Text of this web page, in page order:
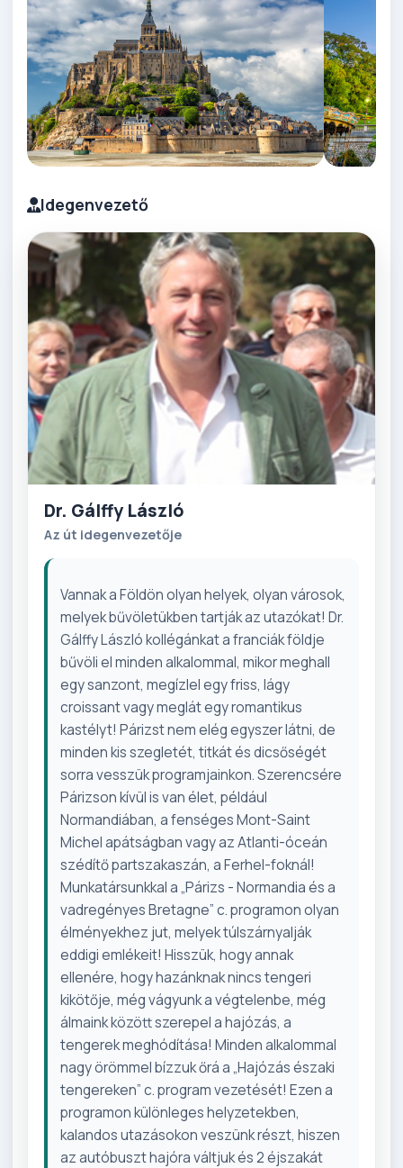
Idegenvezető
Dr. Gálffy László
Az út idegenvezetője
Vannak a Földön olyan helyek, olyan városok,
melyek bűvöletükben tartják az utazókat! Dr.
Gálffy László kollégánkat a franciák földje
bűvöli el minden alkalommal, mikor meghall
egy sanzont, megízlel egy friss, lágy
croissant vagy meglát egy romantikus
kastélyt! Párizst nem elég egyszer látni, de
minden kis szegletét, titkát és dicsőségét
sorra vesszük programjainkon. Szerencsére
Párizson kívül is van élet, például
Normandiában, a fenséges Mont-Saint
Michel apátságban vagy az Atlanti-óceán
szédítő partszakaszán, a Ferhel-foknál!
Munkatársunkkal a „Párizs - Normandia és a
vadregényes Bretagne” c. programon olyan
élményekhez jut, melyek túlszárnyalják
eddigi emlékeit! Hisszük, hogy annak
ellenére, hogy hazánknak nincs tengeri
kikötője, még vágyunk a végtelenbe, még
álmaink között szerepel a hajózás, a
tengerek meghódítása! Minden alkalommal
nagy örömmel bízzuk őrá a „Hajózás északi
tengereken” c. program vezetését! Ezen a
programon különleges helyzetekben,
kalandos utazásokon veszünk részt, hiszen
az autóbuszt hajóra váltjuk és 2 éjszakát